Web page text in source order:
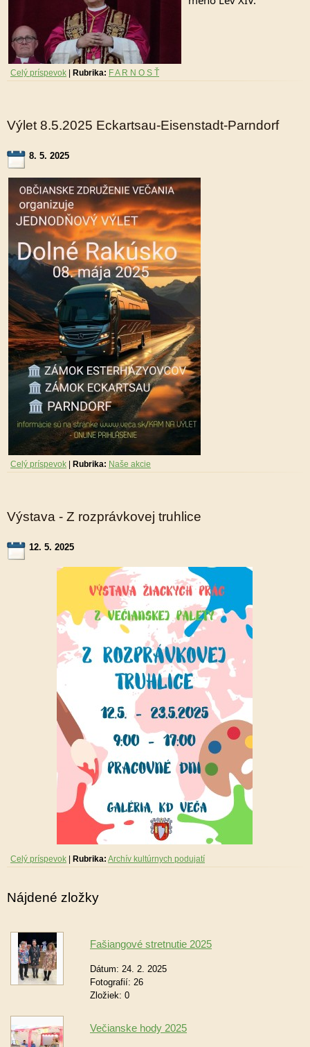
Celý príspevok Rubrika: F A R N O S Ť
Výlet 8.5.2025 Eckartsau-Eisenstadt-Parndorf
8. 5. 2025
Celý príspevok Rubrika: Naše akcie
Výstava - Z rozprávkovej truhlice
12. 5. 2025
Celý príspevok Rubrika: Archív kultúrnych podujatí
Nájdené zložky
Fašiangové stretnutie 2025
Dátum: 24. 2. 2025
Fotografií: 26
Zložiek: 0
Večianske hody 2025